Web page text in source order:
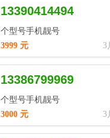
13390414494
个型号手机靓号
3
3999 元
13386799969
个型号手机靓号
3
3000 元